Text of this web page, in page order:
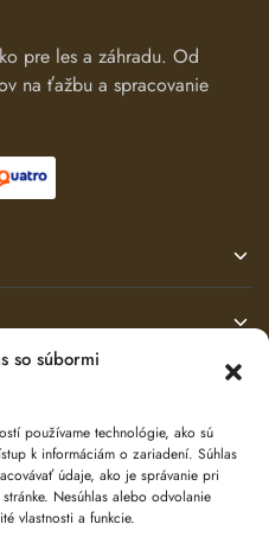
so súbormi
používame technológie, ako sú
k informáciám o zariadení. Súhlas
údaje, ako je správanie pri
Nesúhlas alebo odvolanie
vlastnosti a funkcie.
pre les a záhradu. Od
na ťažbu a spracovanie